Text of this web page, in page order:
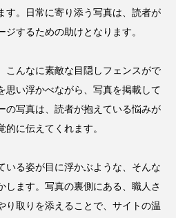
す。日常に寄り添う写真は、読者が
するための助けとなります。
こんなに素敵な目隠しフェンスがで
思い浮かべながら、写真を掲載して
の写真は、読者が抱えている悩みが
に伝えてくれます。
いる姿が目に浮かぶような、そんな
します。写真の裏側にある、職人さ
り取りを添えることで、サイトの温